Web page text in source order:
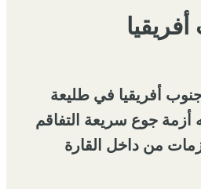
أفريقيا في طليعة
أزمة جوع سريعة التفاقم
من داخل القارة